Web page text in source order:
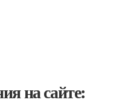
на сайте: